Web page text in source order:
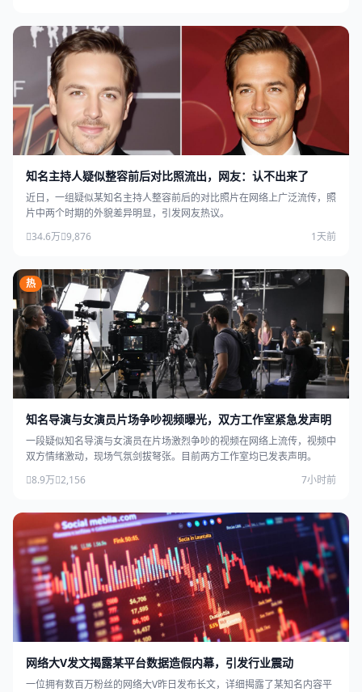
知名主持人疑似整容前后对比照流出，网友：认不出来了
近日，一组疑似某知名主持人整容前后的对比照片在网络上广泛流传，照
片中两个时期的外貌差异明显，引发网友热议。
34.6万 9,876 1天前
热
知名导演与女演员片场争吵视频曝光，双方工作室紧急发声明
一段疑似知名导演与女演员在片场激烈争吵的视频在网络上流传，视频中
双方情绪激动，现场气氛剑拔弩张。目前两方工作室均已发表声明。
8.9万 2,156 7小时前
网络大V发文揭露某平台数据造假内幕，引发行业震动
一位拥有数百万粉丝的网络大V昨日发布长文，详细揭露了某知名内容平